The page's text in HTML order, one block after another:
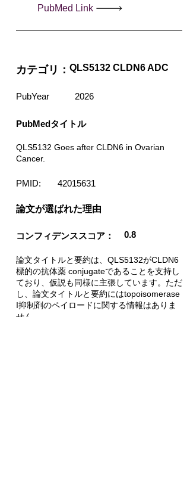
PubMed Link
カテゴリ： QLS5132 CLDN6 ADC
PubYear 2026
PubMedタイトル
QLS5132 Goes after CLDN6 in Ovarian
Cancer.
PMID: 42015631
​論文が選ばれた理由
コンフィデンススコア： 0.8
論文タイトルと要約は、QLS5132がCLDN6
標的の抗体薬 conjugateであることを支持し
ており、仮説も同様に主張しています。ただ
し、論文タイトルと要約にはtopoisomerase
I抑制剤のペイロードに関する情報はありま
せん。